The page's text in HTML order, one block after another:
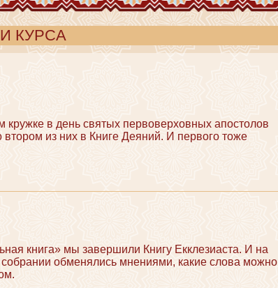
КУРСА
кружке в день святых первоверховных апостолов
из них в Книге Деяний. И первого тоже
книга» мы завершили Книгу Екклезиаста. И на
обменялись мнениями, какие слова можно